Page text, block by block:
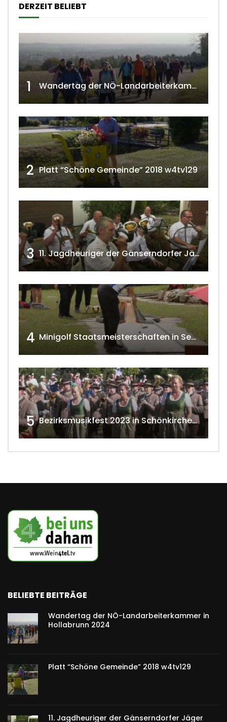
DERZEIT BELIEBT
1 Wandertag der NÖ-Landarbeiterkammer in Hollabrunn 2024
2 Platt “Schöne Gemeinde” 2018 w4tv129
3 11. Jagdheuriger der Gänserndorfer Jäger 2020 w4tv166
4 Minigolf Staatsmeisterschaften in Seefeld-Kadolz w4tv174
5 Bezirksmusikfest 2023 in Schönkirchen-Reyersdorf
BELIEBTE BEITRÄGE
Wandertag der NÖ-Landarbeiterkammer in
Hollabrunn 2024
Platt “Schöne Gemeinde” 2018 w4tv129
11. Jagdheuriger der Gänserndorfer Jäger